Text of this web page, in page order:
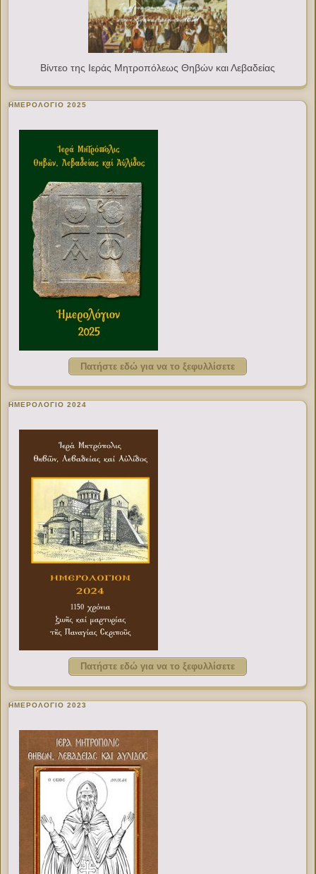
Βίντεο της Ιεράς Μητροπόλεως Θηβών και Λεβαδείας
ΗΜΕΡΟΛΟΓΙΟ 2025
Πατήστε εδώ για να το ξεφυλλίσετε
ΗΜΕΡΟΛΟΓΙΟ 2024
Πατήστε εδώ για να το ξεφυλλίσετε
ΗΜΕΡΟΛΟΓΙΟ 2023